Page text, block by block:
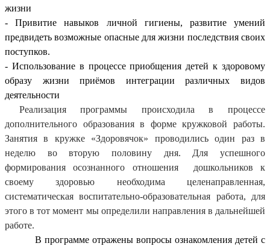
жизни
- Привитие навыков личной гигиены, развитие умений
предвидеть возможные опасные для жизни последствия своих
поступков.
- Использование в процессе приобщения детей к здоровому
образу жизни приёмов интеграции различных видов
деятельности
Реализация программы происходила в процессе
дополнительного образования в форме кружковой работы.
Занятия в кружке «Здоровячок» проводились один раз в
неделю во вторую половину дня. Для успешного
формирования осознанного отношения дошкольников к
своему здоровью необходима целенаправленная,
систематическая воспитательно-образовательная работа, для
этого в тот момент мы определили направления в дальнейшей
работе.
В программе отражены вопросы ознакомления детей с